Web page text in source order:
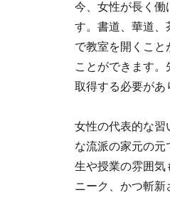
今、女性が長く働
す。書道、華道、
で教室を開くこと
ことができます
取得する必要があ
女性の代表的な習
な流派の家元の
生や授業の雰囲気
ニーク、かつ斬新